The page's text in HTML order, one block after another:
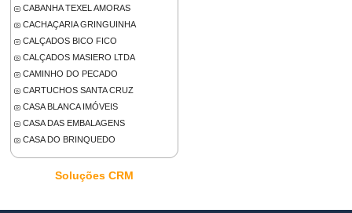
CABANHA TEXEL AMORAS
CACHAÇARIA GRINGUINHA
CALÇADOS BICO FICO
CALÇADOS MASIERO LTDA
CAMINHO DO PECADO
CARTUCHOS SANTA CRUZ
CASA BLANCA IMÓVEIS
CASA DAS EMBALAGENS
CASA DO BRINQUEDO
Soluções CRM